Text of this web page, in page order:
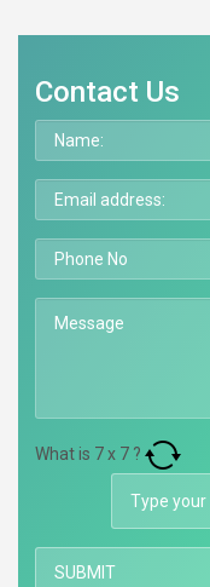
Contact Us
What is 7x 7 ?